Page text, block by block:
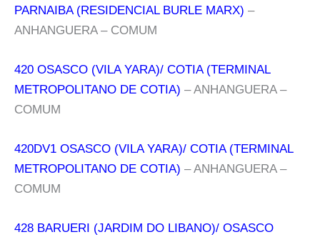
PARNAIBA (RESIDENCIAL BURLE MARX) –
ANHANGUERA – COMUM
420 OSASCO (VILA YARA)/ COTIA (TERMINAL
METROPOLITANO DE COTIA) – ANHANGUERA –
COMUM
420DV1 OSASCO (VILA YARA)/ COTIA (TERMINAL
METROPOLITANO DE COTIA) – ANHANGUERA –
COMUM
428 BARUERI (JARDIM DO LIBANO)/ OSASCO